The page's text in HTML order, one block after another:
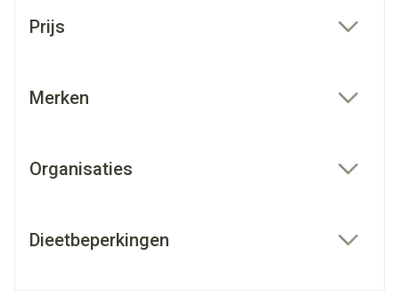
Prijs
Merken
Organisaties
Dieetbeperkingen